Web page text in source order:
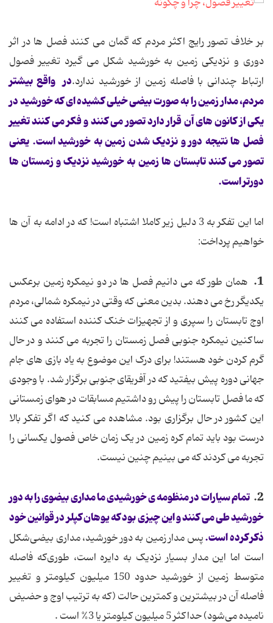
بر خلاف تصور رایج اکثر مردم که گمان می کنند فصل ها در اثر
دوری و نزدیکی زمین به خورشید شکل می گیرد تغییر فصول
ارتباط چندانی با فاصله زمین از خورشید ندارد.در واقع بیشتر
مردم، مدار زمین را به صورت بیضی خیلی کشیده ای که خورشید در
یکی از کانون های آن قرار دارد تصور می کنند و فکر می کنند تغییر
فصل ها نتیجه دور و نزدیک شدن زمین به خورشید است. یعنی
تصور می کنند تابستان ها زمین به خورشید نزدیک و زمستان ها
دورتر است.
اما این تفکر به 3 دلیل زیر کاملا اشتباه است! که در ادامه به آن ها
خواهیم پرداخت:
1.
همان طور که می دانیم فصل ها در دو نیمکره زمین برعکس
یکدیگر رخ می دهند. بدین معنی که وقتی در نیمکره شمالی، مردم
اوج تابستان را سپری و از تجهیزات خنک کننده استفاده می کنند
ساکنین نیمکره جنوبی فصل زمستان را تجربه می کنند و در حال
گرم کردن خود هستند! برای درک این موضوع به یاد بازی های جام
جهانی دوره پیش بیفتید که در آفریقای جنوبی برگزار شد. با وجودی
که ما فصل تابستان را پیش رو داشتیم مسابقات در هوای زمستانی
این کشور در حال برگزاری بود. مشاهده می کنید که اگر تفکر بالا
درست بود باید تمام کره زمین در یک زمان خاص فصول یکسانی را
تجربه می کردند که می بینیم چنین نیست.
2. تمام سیارات در منظومه ی خورشیدی ما مداری بیضوی را به دور
خورشید طی می کنند و این چیزی بود که یوهان کپلر در قوانین خود
ذکر کرده است.پس مدار زمین به دور خورشید، مداری بیضی‌شکل
است اما این مدار بسیار نزدیک به دایره است، طوری‌که فاصله
متوسط زمین از خورشید حدود 150 میلیون کیلومتر و تغییر
فاصله آن در بیشترین و کمترین حالت (که به ترتیب اوج و حضیض
نامیده می‌شود) حداکثر 5 میلیون کیلومتر یا 3% است .